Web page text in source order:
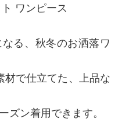
ワンピース
る、秋冬のお洒落ワ
材で仕立てた、上品な
ズン着用できます。